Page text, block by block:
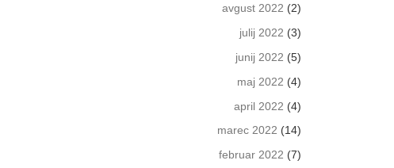
avgust 2022 (2)
julij 2022 (3)
junij 2022 (5)
maj 2022 (4)
april 2022 (4)
marec 2022 (14)
februar 2022 (7)